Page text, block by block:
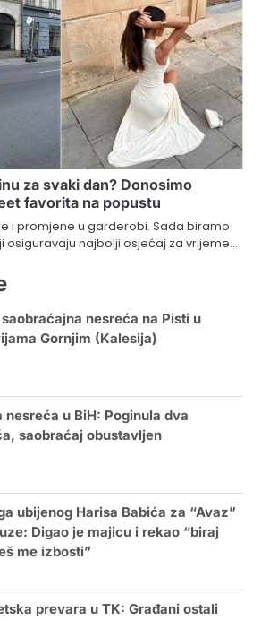
za svaki dan? Donosimo
favorita na popustu
i promjene u garderobi. Sada biramo
osiguravaju najbolji osjećaj za vrijeme…
nesreća na Pisti u
Gornjim (Kalesija)
nesreća u BiH: Poginula dva
saobraćaj obustavljen
ubijenog Harisa Babića za “Avaz”
Digao je majicu i rekao “biraj
me izbosti”
prevara u TK: Građani ostali